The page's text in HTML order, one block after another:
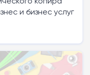
и бизнес услуг